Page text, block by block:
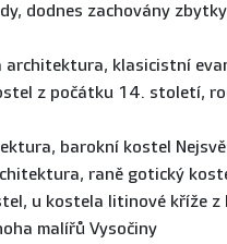
dodnes zachovány
architektura, klasicistní
z počátku 14. století,
barokní kostel
raně gotický
u kostela litinové kříže z
malířů Vysočiny